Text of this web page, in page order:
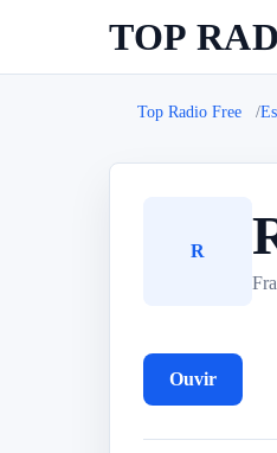
TOP
Top Radio Free
R
Ouvir